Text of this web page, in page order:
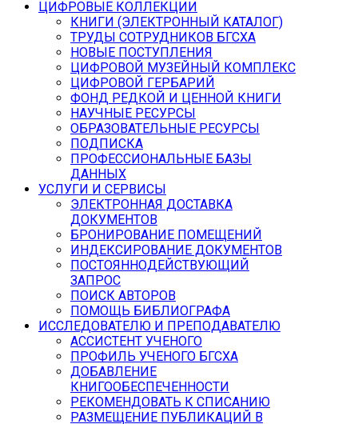
ЦИФРОВЫЕ КОЛЛЕКЦИИ
КНИГИ (ЭЛЕКТРОННЫЙ КАТАЛОГ)
ТРУДЫ СОТРУДНИКОВ БГСХА
НОВЫЕ ПОСТУПЛЕНИЯ
ЦИФРОВОЙ МУЗЕЙНЫЙ КОМПЛЕКС
ЦИФРОВОЙ ГЕРБАРИЙ
ФОНД РЕДКОЙ И ЦЕННОЙ КНИГИ
НАУЧНЫЕ РЕСУРСЫ
ОБРАЗОВАТЕЛЬНЫЕ РЕСУРСЫ
ПОДПИСКА
ПРОФЕССИОНАЛЬНЫЕ БАЗЫ
ДАННЫХ
УСЛУГИ И СЕРВИСЫ
ЭЛЕКТРОННАЯ ДОСТАВКА
ДОКУМЕНТОВ
БРОНИРОВАНИЕ ПОМЕЩЕНИЙ
ИНДЕКСИРОВАНИЕ ДОКУМЕНТОВ
ПОСТОЯННОДЕЙСТВУЮЩИЙ
ЗАПРОС
ПОИСК АВТОРОВ
ПОМОЩЬ БИБЛИОГРАФА
ИССЛЕДОВАТЕЛЮ И ПРЕПОДАВАТЕЛЮ
АССИСТЕНТ УЧЕНОГО
ПРОФИЛЬ УЧЕНОГО БГСХА
ДОБАВЛЕНИЕ
КНИГООБЕСПЕЧЕННОСТИ
РЕКОМЕНДОВАТЬ К СПИСАНИЮ
РАЗМЕЩЕНИЕ ПУБЛИКАЦИЙ В